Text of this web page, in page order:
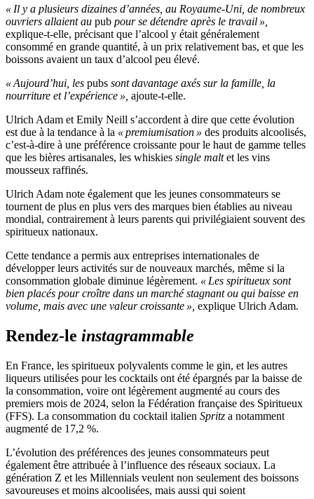
« Il y a plusieurs dizaines d’années, au Royaume-Uni, de nombreux
ouvriers allaient au pub pour se détendre après le travail »,
explique-t-elle, précisant que l’alcool y était généralement
consommé en grande quantité, à un prix relativement bas, et que les
boissons avaient un taux d’alcool peu élevé.
« Aujourd’hui, les pubs sont davantage axés sur la famille, la
nourriture et l’expérience », ajoute-t-elle.
Ulrich Adam et Emily Neill s’accordent à dire que cette évolution
est due à la tendance à la « premiumisation » des produits alcoolisés,
c’est-à-dire à une préférence croissante pour le haut de gamme telles
que les bières artisanales, les whiskies single maltet les vins
mousseux raffinés.
Ulrich Adam note également que les jeunes consommateurs se
tournent de plus en plus vers des marques bien établies au niveau
mondial, contrairement à leurs parents qui privilégiaient souvent des
spiritueux nationaux.
Cette tendance a permis aux entreprises internationales de
développer leurs activités sur de nouveaux marchés, même si la
consommation globale diminue légèrement. « Les spiritueux sont
bien placés pour croître dans un marché stagnant ou qui baisse en
volume, mais avec une valeur croissante », explique Ulrich Adam.
Rendez-le instagrammable
En France, les spiritueux polyvalents comme le gin, et les autres
liqueurs utilisées pour les cocktails ont été épargnés par la baisse de
la consommation, voire ont légèrement augmenté au cours des
premiers mois de 2024, selon la Fédération française des Spiritueux
(FFS). La consommation du cocktail italien Spritz a notamment
augmenté de 17,2 %.
L’évolution des préférences des jeunes consommateurs peut
également être attribuée à l’influence des réseaux sociaux. La
génération Z et les Millennials veulent non seulement des boissons
savoureuses et moins alcoolisées, mais aussi qui soient